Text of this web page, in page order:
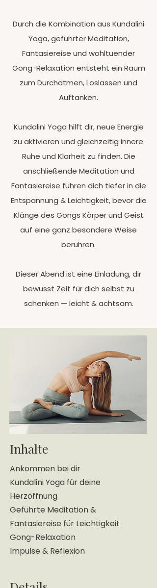
Durch die Kombination aus Kundalini
Yoga, geführter Meditation,
Fantasiereise und wohltuender
Gong-Relaxation entsteht ein Raum
zum Durchatmen, Loslassen und
Auftanken.
Kundalini Yoga hilft dir, neue Energie
zu aktivieren und gleichzeitig innere
Ruhe und Klarheit zu finden. Die
anschließende Meditation und
Fantasiereise führen dich tiefer in die
Entspannung & Leichtigkeit, bevor die
Klänge des Gongs Körper und Geist
auf eine ganz besondere Weise
berühren.
Dieser Abend ist eine Einladung, dir
bewusst Zeit für dich selbst zu
schenken — leicht & achtsam.
Inhalte
Ankommen bei dir
Kundalini Yoga für deine
Herzöffnung
Geführte Meditation &
Fantasiereise für Leichtigkeit
Gong-Relaxation
Impulse & Reflexion